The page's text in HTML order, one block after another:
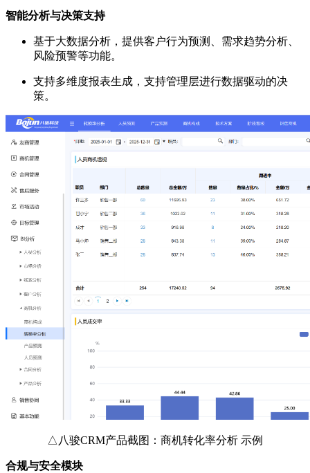
智能分析与决策支持
基于大数据分析，提供客户行为预测、需求趋势分析、
风险预警等功能。
支持多维度报表生成，支持管理层进行数据驱动的决
策。
△八骏CRM产品截图：商机转化率分析 示例
合规与安全模块